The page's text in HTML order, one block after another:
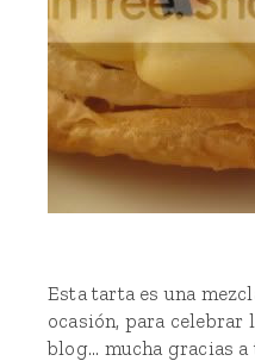
Esta tarta es una
ocasión, para celebrar
blog... mucha gracias